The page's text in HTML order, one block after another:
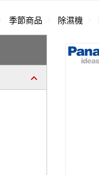
季節商品 除濕機